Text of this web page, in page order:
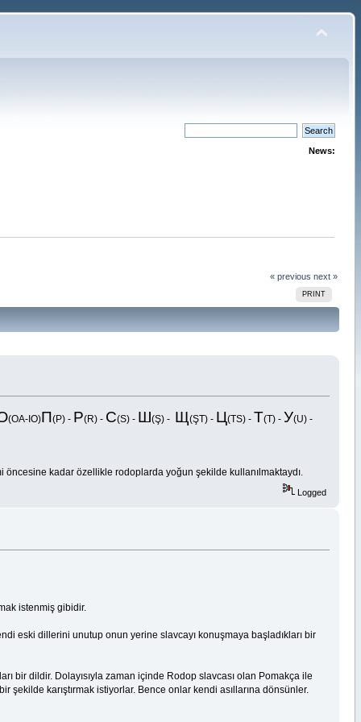
News:
« previous next »
PRINT
(OA-IO)П(P) - Р(R) - С(S) - Ш(Ş) - Щ(ŞT) - Ц(TS) - Т(T) - У(U) -
kadar özellikle rodoplarda yoğun şekilde kullanılmaktaydı.
Logged
istenmiş gibidir.
eski dillerini unutup onun yerine slavcayı konuşmaya başladıkları bir
bir dildir. Dolayısıyla zaman içinde Rodop slavcası olan Pomakça ile
şekilde karıştırmak istiyorlar. Bence onlar kendi asıllarına dönsünler.